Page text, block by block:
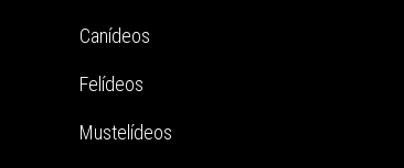
Canídeos
Felídeos
Mustelídeos